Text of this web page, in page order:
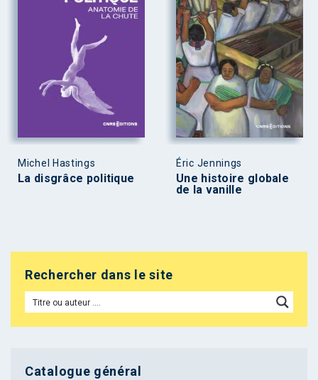
Michel Hastings
La disgrâce politique
Éric Jennings
Une histoire globale
de la vanille
Rechercher dans le site
Catalogue général